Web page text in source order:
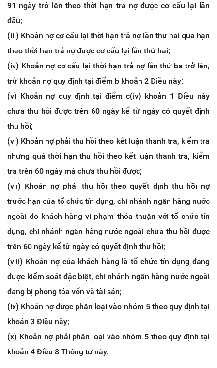
91 ngày trở lên theo thời hạn trả nợ được cơ cấu lại lần
đầu;
(iii) Khoản nợ cơ cấu lại thời hạn trả nợ lần thứ hai quá hạn
theo thời hạn trả nợ được cơ cấu lại lần thứ hai;
(iv) Khoản nợ cơ cấu lại thời hạn trả nợ lần thứ ba trở lên,
trừ khoản nợ quy định tại điểm b khoản 2 Điều này;
(v) Khoản nợ quy định tại điểm c(iv) khoản 1 Điều này
chưa thu hồi được trên 60 ngày kể từ ngày có quyết định
thu hồi;
(vi) Khoản nợ phải thu hồi theo kết luận thanh tra, kiểm tra
nhưng quá thời hạn thu hồi theo kết luận thanh tra, kiểm
tra trên 60 ngày mà chưa thu hồi được;
(vii) Khoản nợ phải thu hồi theo quyết định thu hồi nợ
trước hạn của tổ chức tín dụng, chi nhánh ngân hàng nước
ngoài do khách hàng vi phạm thỏa thuận với tổ chức tín
dụng, chi nhánh ngân hàng nước ngoài chưa thu hồi được
trên 60 ngày kể từ ngày có quyết định thu hồi;
(viii) Khoản nợ của khách hàng là tổ chức tín dụng đang
được kiểm soát đặc biệt, chi nhánh ngân hàng nước ngoài
đang bị phong tỏa vốn và tài sản;
(ix) Khoản nợ được phân loại vào nhóm 5 theo quy định tại
khoản 3 Điều này;
(x) Khoản nợ phải phân loại vào nhóm 5 theo quy định tại
khoản 4 Điều 8 Thông tư này.